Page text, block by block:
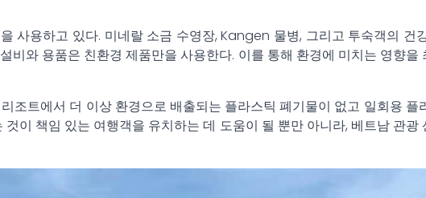
사용하고 있다. 미네랄 소금 수영장, Kangen 물병, 그리고 투숙객의 건
비와 용품은 친환경 제품만을 사용한다. 이를 통해 환경에 미치는 영향
조트에서 더 이상 환경으로 배출되는 플라스틱 폐기물이 없고 일회용
이 책임 있는 여행객을 유치하는 데 도움이 될 뿐만 아니라, 베트남 관